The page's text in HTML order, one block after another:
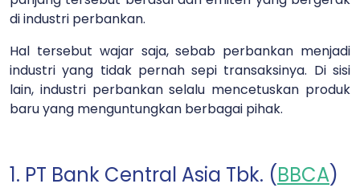
di industri perbankan.
Hal tersebut wajar saja, sebab perbankan menjadi
industri yang tidak pernah sepi transaksinya. Di sisi
lain, industri perbankan selalu mencetuskan produk
baru yang menguntungkan berbagai pihak.
1. PT Bank Central Asia Tbk. (BBCA)